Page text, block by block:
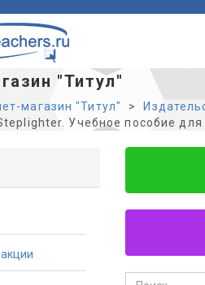
"Титул"
магазин "Титул"
Учебное пособие для